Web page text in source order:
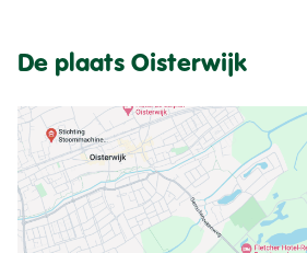
De plaats Oisterwijk